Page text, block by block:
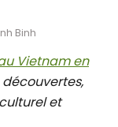
Binh
Vietnam en
et